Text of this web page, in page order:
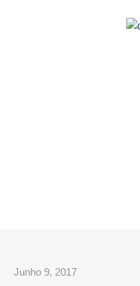
Junho 9, 2017